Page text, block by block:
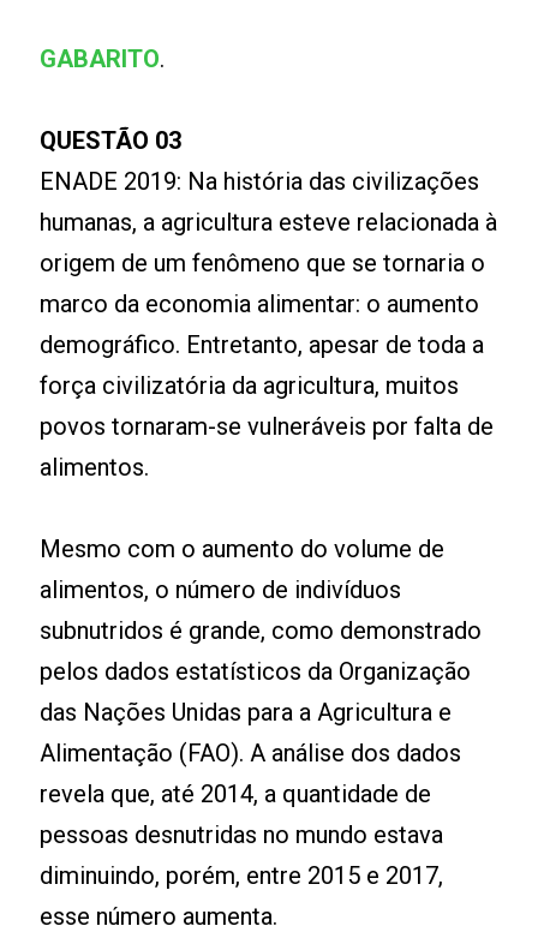
GABARITO.
QUESTÃO 03
ENADE 2019: Na história das civilizações
humanas, a agricultura esteve relacionada à
origem de um fenômeno que se tornaria o
marco da economia alimentar: o aumento
demográfico. Entretanto, apesar de toda a
força civilizatória da agricultura, muitos
povos tornaram-se vulneráveis por falta de
alimentos.
Mesmo com o aumento do volume de
alimentos, o número de indivíduos
subnutridos é grande, como demonstrado
pelos dados estatísticos da Organização
das Nações Unidas para a Agricultura e
Alimentação (FAO). A análise dos dados
revela que, até 2014, a quantidade de
pessoas desnutridas no mundo estava
diminuindo, porém, entre 2015 e 2017,
esse número aumenta.